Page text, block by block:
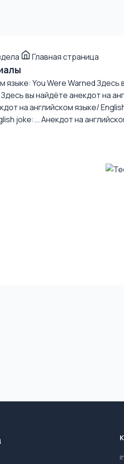
Главная страница
языке: You Were WarnedЗдесь
Здесь вы найдёте анекдот на
на английском языке/
joke:...Анекдот на